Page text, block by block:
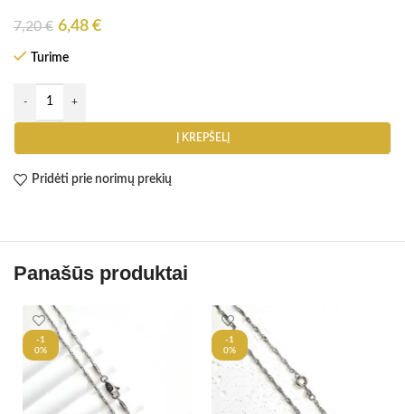
7,20€ 6,48 €
Turime
Į KREPŠELĮ
Pridėti prie norimų prekių
Panašūs produktai
-1
0%
-1
0%